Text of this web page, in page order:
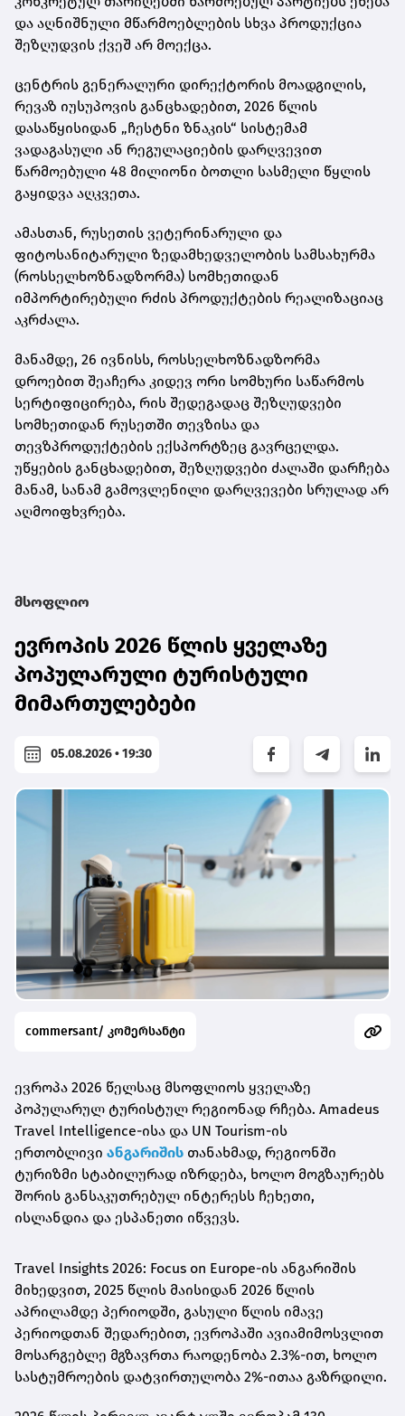
და აღნიშნული მწარმოებლების სხვა პროდუქცია
შეზღუდვის ქვეშ არ მოექცა.
ცენტრის გენერალური დირექტორის მოადგილის,
რევაზ იუსუპოვის განცხადებით, 2026 წლის
დასაწყისიდან „ჩესტნი ზნაკის“ სისტემამ
ვადაგასული ან რეგულაციების დარღვევით
წარმოებული 48 მილიონი ბოთლი სასმელი წყლის
გაყიდვა აღკვეთა.
ამასთან, რუსეთის ვეტერინარული და
ფიტოსანიტარული ზედამხედველობის სამსახურმა
(როსსელხოზნადზორმა) სომხეთიდან
იმპორტირებული რძის პროდუქტების რეალიზაციაც
აკრძალა.
მანამდე, 26 ივნისს, როსსელხოზნადზორმა
დროებით შეაჩერა კიდევ ორი სომხური საწარმოს
სერტიფიცირება, რის შედეგადაც შეზღუდვები
სომხეთიდან რუსეთში თევზისა და
თევზპროდუქტების ექსპორტზეც გავრცელდა.
უწყების განცხადებით, შეზღუდვები ძალაში დარჩება
მანამ, სანამ გამოვლენილი დარღვევები სრულად არ
აღმოიფხვრება.
მსოფლიო
ევროპის 2026 წლის ყველაზე
პოპულარული ტურისტული
მიმართულებები
05.08.2026 • 19:30
commersant/ კომერსანტი
ევროპა 2026 წელსაც მსოფლიოს ყველაზე
პოპულარულ ტურისტულ რეგიონად რჩება. Amadeus
Travel Intelligence-ისა და UN Tourism-ის
ერთობლივი ანგარიშის თანახმად, რეგიონში
ტურიზმი სტაბილურად იზრდება, ხოლო მოგზაურებს
შორის განსაკუთრებულ ინტერესს ჩეხეთი,
ისლანდია და ესპანეთი იწვევს.
Travel Insights 2026: Focus on Europe-ის ანგარიშის
მიხედვით, 2025 წლის მაისიდან 2026 წლის
აპრილამდე პერიოდში, გასული წლის იმავე
პერიოდთან შედარებით, ევროპაში ავიამიმოსვლით
მოსარგებლე მგზავრთა რაოდენობა 2.3%-ით, ხოლო
სასტუმროების დატვირთულობა 2%-ითაა გაზრდილი.